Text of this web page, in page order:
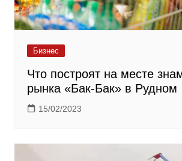
Бизнес
Что построят на месте
рынка «Бак-Бак» в Рудном
15/02/2023